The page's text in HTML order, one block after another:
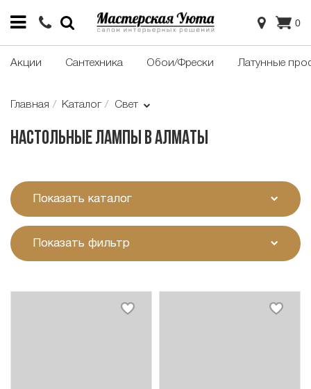
0
Акции Сантехника Обои/Фрески Латунные
Главная Каталог Свет
Настольные лампы в Алматы
Показать каталог
Показать фильтр